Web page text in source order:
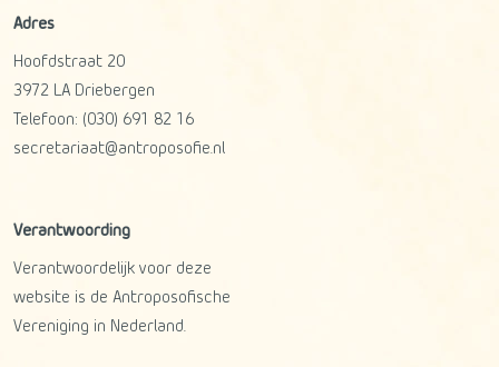
Adres
Hoofdstraat 20
3972 LA
Driebergen
Telefoon: (030) 691 82 16
secretariaat@antroposofie.nl
Verantwoording
Verantwoordelijk voor deze
website is de Antroposofische
Vereniging in Nederland.